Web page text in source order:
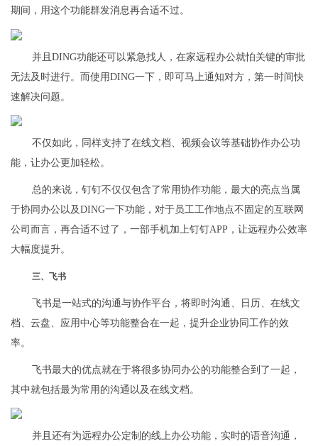
期间，用这个功能群发消息再合适不过。
并且DING功能还可以紧急找人，在家远程办公就怕关键的审批
无法及时进行。而使用DING一下，即可马上通知对方，第一时间快
速解决问题。
不仅如此，同样支持了在线文档、视频会议等基础协作办公功
能，让办公更加轻松。
总的来说，钉钉不仅仅包含了常用协作功能，最大的亮点当属
于协同办公以及DING一下功能，对于员工工作地点不固定的互联网
公司而言，再合适不过了，一部手机加上钉钉APP，让远程办公效率
大幅度提升。
三、飞书
飞书是一站式的沟通与协作平台，将即时沟通、日历、在线文
档、云盘、应用中心等功能整合在一起，提升企业协同工作的效
率。
飞书最大的优点就在于将很多协同办公的功能整合到了一起，
其中就包括最为常用的沟通以及在线文档。
并且还有为远程办公定制的线上办公功能，实时的语音沟通，